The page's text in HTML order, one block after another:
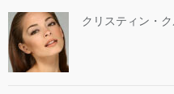
クリスティン・